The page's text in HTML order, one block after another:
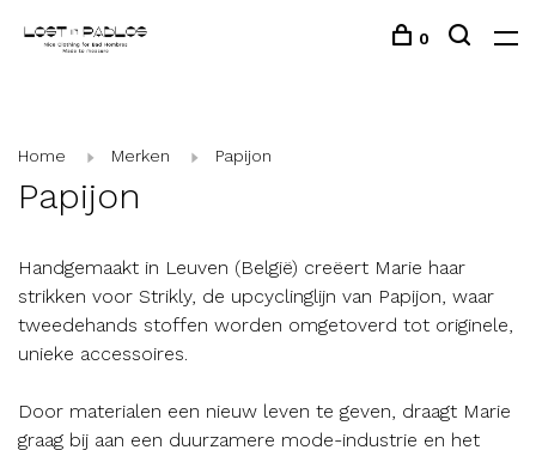
0
Home Merken Papijon
Papijon
Handgemaakt in Leuven (België) creëert Marie haar
strikken voor Strikly, de upcyclinglijn van Papijon, waar
tweedehands stoffen worden omgetoverd tot originele,
unieke accessoires.
Door materialen een nieuw leven te geven, draagt Marie
graag bij aan een duurzamere mode-industrie en het